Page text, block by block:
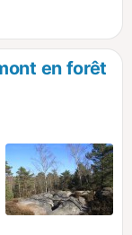
de Vue du
les Rochers de
en forêt